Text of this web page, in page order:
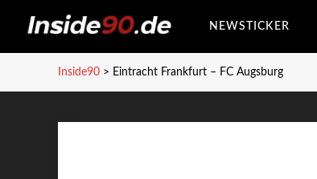
NEWSTICKER
Inside90 > Eintracht Frankfurt – FC Augsburg